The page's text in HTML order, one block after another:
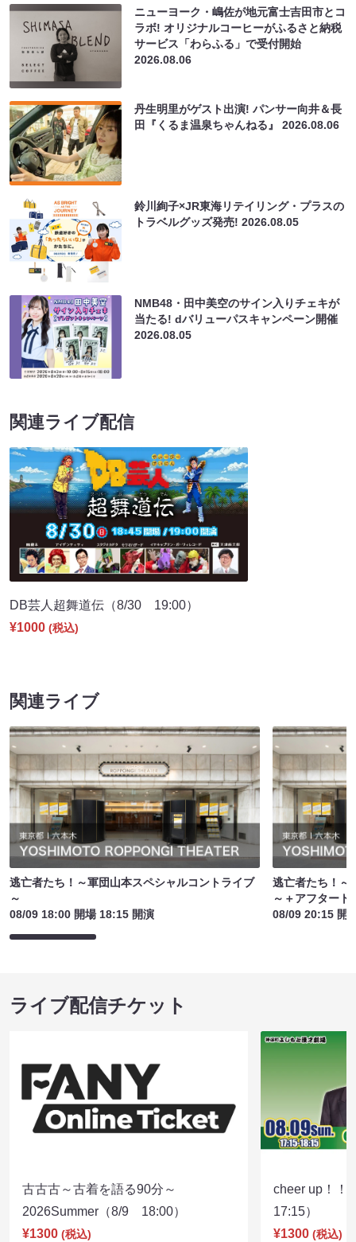
ニューヨーク・嶋佐が地元富士吉田市とコ
ラボ! オリジナルコーヒーがふるさと納税
サービス「わらふる」で受付開始
2026.08.06
丹生明里がゲスト出演! パンサー向井＆長
田『くるま温泉ちゃんねる』2026.08.06
鈴川絢子×JR東海リテイリング・プラスの
トラベルグッズ発売!2026.08.05
NMB48・田中美空のサイン入りチェキが
当たる! dバリューパスキャンペーン開催
2026.08.05
関連ライブ配信
DB芸人超舞道伝（8/30 19:00）
¥1000 (税込)
関連ライブ
逃亡者たち！～軍団山本スペシャルコントライブ
～
08/09 18:00 開場 18:15 開演
逃亡者たち！～
～＋アフタート
08/09 20:15 開
ライブ配信チケット
古古古～古着を語る90分～
2026Summer（8/9 18:00）
¥1300 (税込)
cheer up！
17:15）
¥1300 (税込)